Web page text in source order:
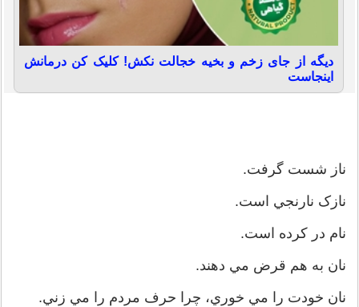
دیگه از جای زخم و بخیه خجالت نکش! کلیک کن درمانش
اینجاست
ناز شست گرفت.
نازک نارنجي است.
نام در کرده است.
نان به هم قرض مي دهند.
نان خودت را مي خوري، چرا حرف مردم را مي زني.